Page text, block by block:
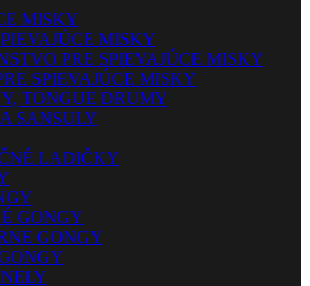
MISKY
MISKY
PRE SPIEVAJÚCE MISKY
SPIEVAJÚCE MISKY
TONGUE DRUMY
SANSULY
LADIČKY
GONGY
GONGY